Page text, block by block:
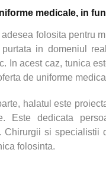
medicale, in
folosita pentru
in domeniul
In acest caz, tunica
de uniforme
halatul este
Este dedicata
Chirurgii si specialistii
folosinta.